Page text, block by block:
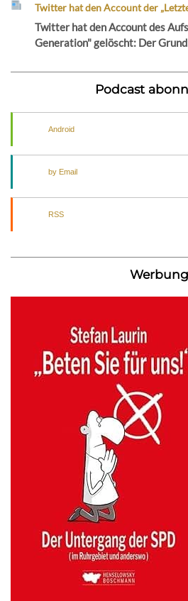
Twitter hat den Account der
Twitter hat den Account des
Generation" gelöscht: Der
Podcast
Android
by Email
RSS
Werbung